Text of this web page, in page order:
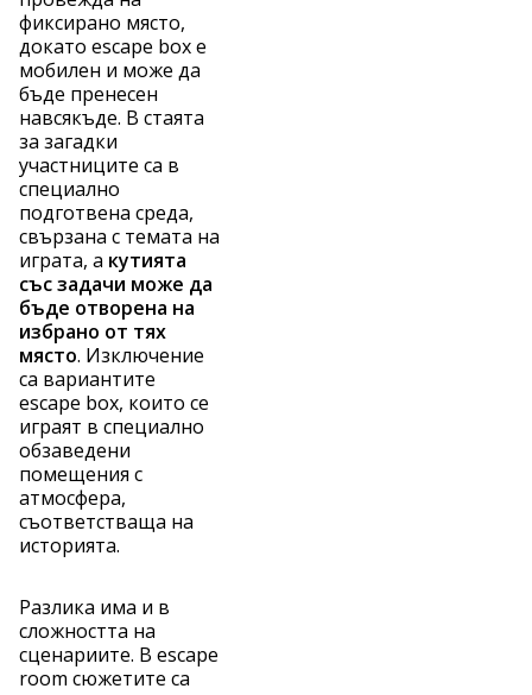
фиксирано място,
докато escape box е
мобилен и може да
бъде пренесен
навсякъде. В стаята
за загадки
участниците са в
специално
подготвена среда,
свързана с темата на
играта, а кутията
със задачи може да
бъде отворена на
избрано от тях
място. Изключение
са вариантите
escape box, които се
играят в специално
обзаведени
помещения с
атмосфера,
съответстваща на
историята.
Разлика има и в
сложността на
сценариите. В escape
room сюжетите са